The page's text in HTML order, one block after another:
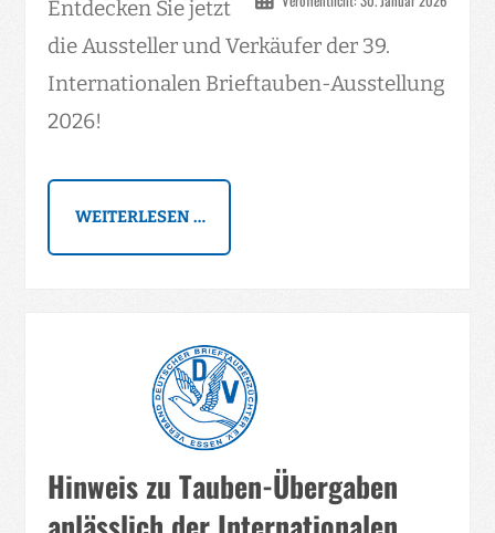
Entdecken Sie jetzt
die Aussteller und Verkäufer der 39.
Internationalen Brieftauben-Ausstellung
2026!
WEITERLESEN …
Hinweis zu Tauben-Übergaben